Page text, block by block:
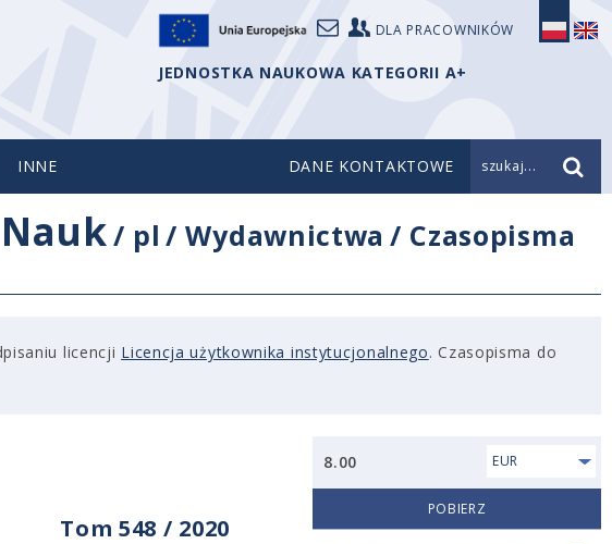
DLA PRACOWNIKÓW
JEDNOSTKA NAUKOWA KATEGORII A+
INNE DANE KONTAKTOWE szukaj...
/ pl /Wydawnictwa / Czasopisma
licencji Licencja użytkownika instytucjonalnego. Czasopisma do
Tom 548 / 2020
8.00 EUR
POBIERZ